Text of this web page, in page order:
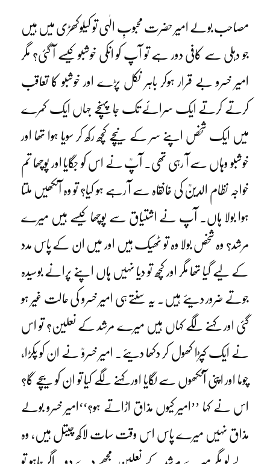
مصاحب بولے امیر حضرت محبوبِ الٰہی تو کیلوکھڑی میں ہیں
جو دہلی سے کافی دور ہے تو آپ کو انکی خوشبو کیسے آ گئی؟ مگر
امیر خسرو بے قرار ہوکر باہر نکل پڑے اور خوشبو کا تعاقب
کرتے کرتے ایک سرائے تک جا پہنچے جہاں ایک کمرے
میں ایک شخص اپنے سر کے نیچے کچھ رکھ کر سویا ہوا تھا اور
خوشبو وہاں سے آ رہی تھی۔ آپؒ نے اس کو جگایا اور پوچھا تم
خواجہ نظام الدینؒ کی خانقاہ سے آ رہے ہو کیا؟ تو وہ آنکھیں ملتا
ہوا بولا ہاں۔ آپ نے اشتیاق سے پوچھا کیسے ہیں میرے
مرشد؟ وہ شخص بولا وہ تو ٹھیک ہیں اور میں ان کے پاس مدد
کے لیے گیا تھا مگر اور کچھ تو دیا نہیں ہاں اپنے پرانے بوسیدہ
جوتے ضرور دیئے ہیں۔ یہ سنتے ہی امیر خسرو کی حالت غیر ہو
گئی اور کہنے لگے کہاں ہیں میرے مرشد کے نعلین؟ تو اس
نے ایک کپڑا کھول کر دکھا دیئے۔ امیر خسروؒ نے ان کو پکڑا،
چوما اور اپنی آنکھوں سے لگایا اور کہنے لگے کیا تو ان کو بیچے گا؟
اس نے کہا ’’امیر کیوں مذاق اڑاتے ہو؟‘‘امیر خسرو بولے
مذاق نہیں میرے پاس اس وقت سات لاکھ چیتل ہیں، وہ
لے لو مگر میرے مرشد کے نعلین مجھے دے دو۔ اگر چاہو تو